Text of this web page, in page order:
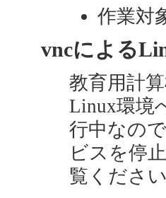
作業対
vncによる
教育用計
Linux環境
行中なの
ビスを停
覧ください